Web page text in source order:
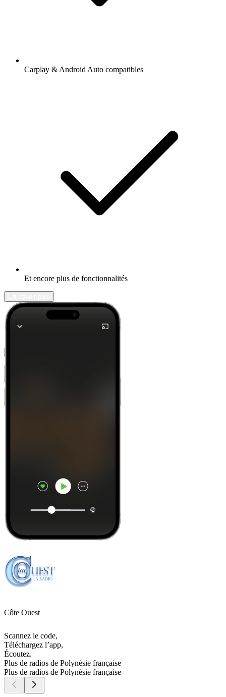
Carplay & Android Auto compatibles
Et encore plus de fonctionnalités
Côte Ouest
Scannez le code,
Téléchargez l’app,
Écoutez.
Plus de radios de Polynésie française
Plus de radios de Polynésie française